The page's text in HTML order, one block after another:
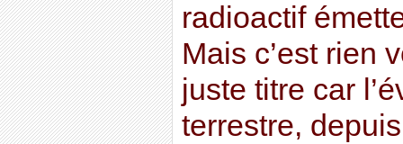
radioactif
Mais c’est rien
juste titre car
terrestre,